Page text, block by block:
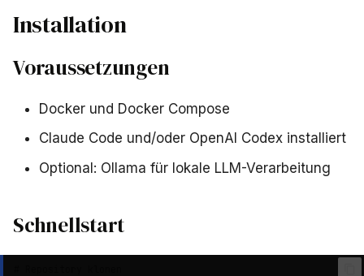
Installation
Voraussetzungen
Docker und Docker Compose
Claude Code und/oder OpenAI Codex installiert
Optional: Ollama für lokale LLM-Verarbeitung
Schnellstart